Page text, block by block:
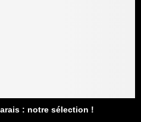
: notre sélection !